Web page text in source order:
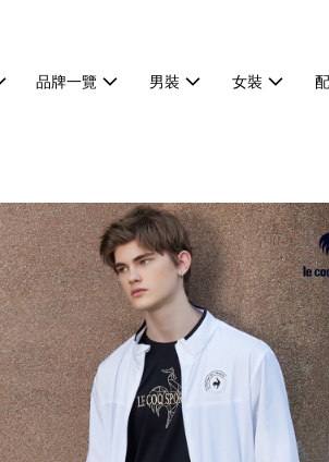
品牌一覽 男裝 女裝